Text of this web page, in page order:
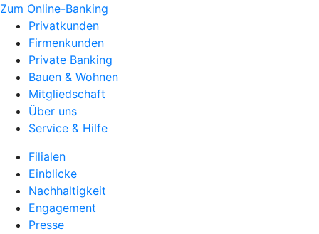
Zum Online-Banking
Privatkunden
Firmenkunden
Private Banking
Bauen & Wohnen
Mitgliedschaft
Über uns
Service & Hilfe
Filialen
Einblicke
Nachhaltigkeit
Engagement
Presse